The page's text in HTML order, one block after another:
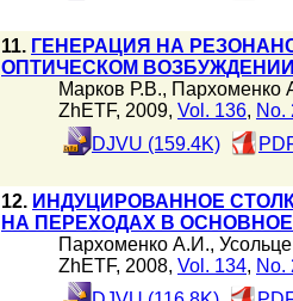
11. ГЕНЕРАЦИЯ НА
ОПТИЧЕСКОМ
Марков Р.В., Пархоменко
ZhETF, 2009, Vol. 136, No.
DJVU (159.4K)
12. ИНДУЦИРОВАННОЕ
НА ПЕРЕХОДАХ В
Пархоменко А.И.,
ZhETF, 2008, Vol. 134, No.